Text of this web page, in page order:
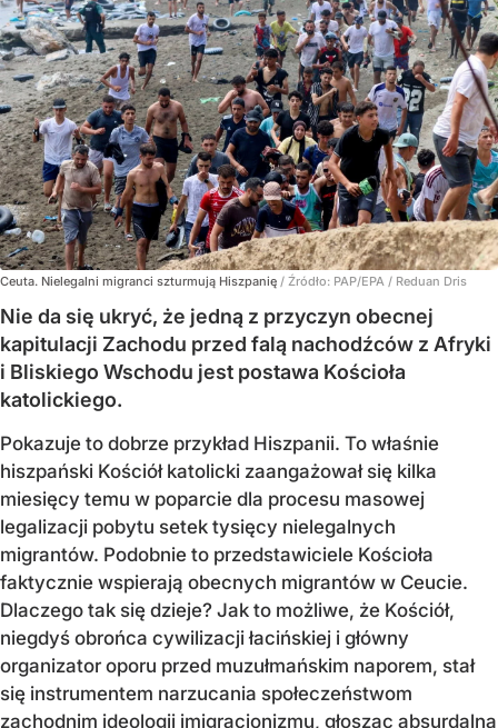
Ceuta. Nielegalni migranci szturmują Hiszpanię / Źródło: PAP/EPA / Reduan Dris
Nie da się ukryć, że jedną z przyczyn obecnej
kapitulacji Zachodu przed falą nachodźców z Afryki
i Bliskiego Wschodu jest postawa Kościoła
katolickiego.
Pokazuje to dobrze przykład Hiszpanii. To właśnie
hiszpański Kościół katolicki zaangażował się kilka
miesięcy temu w poparcie dla procesu masowej
legalizacji pobytu setek tysięcy nielegalnych
migrantów. Podobnie to przedstawiciele Kościoła
faktycznie wspierają obecnych migrantów w Ceucie.
Dlaczego tak się dzieje? Jak to możliwe, że Kościół,
niegdyś obrońca cywilizacji łacińskiej i główny
organizator oporu przed muzułmańskim naporem, stał
się instrumentem narzucania społeczeństwom
zachodnim ideologii imigracjonizmu, głosząc absurdalną